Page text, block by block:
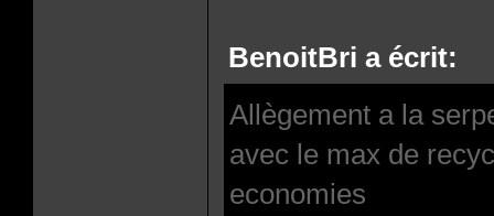
BenoitBri a écrit:
Allègement a la
avec le max de
economies